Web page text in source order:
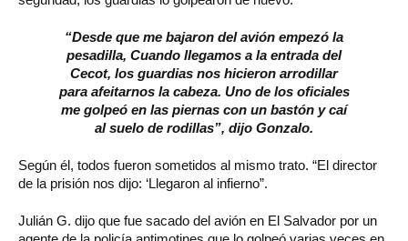
“Desde que me bajaron del avión empezó la
pesadilla, Cuando llegamos a la entrada del
Cecot, los guardias nos hicieron arrodillar
para afeitarnos la cabeza. Uno de los oficiales
me golpeó en las piernas con un bastón y caí
al suelo de rodillas”, dijo Gonzalo.
Según él, todos fueron sometidos al mismo trato. “El director
de la prisión nos dijo: ‘Llegaron al infierno”.
Julián G. dijo que fue sacado del avión en El Salvador por un